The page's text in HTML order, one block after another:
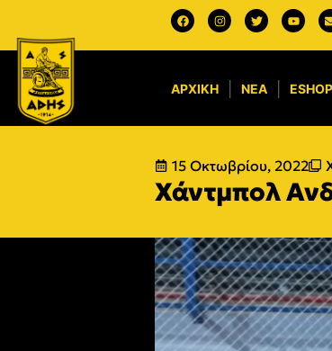
ΑΡΧΙΚΉ ΝΈΑ ESHOP
15 Οκτωβρίου, 2022
Χάντμπολ